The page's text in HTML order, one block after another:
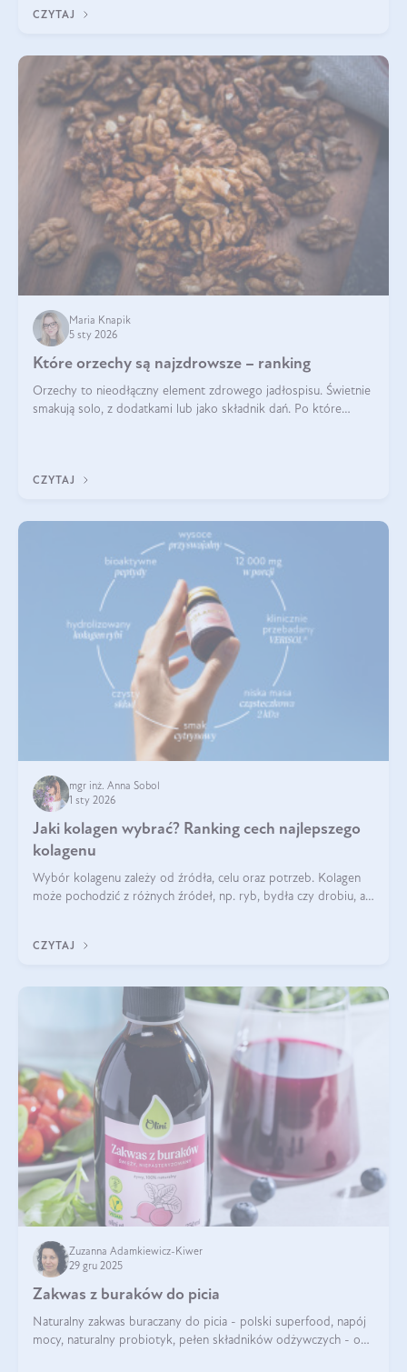
CZYTAJ
Maria Knapik
5 sty 2026
Które orzechy są najzdrowsze – ranking
Orzechy to nieodłączny element zdrowego jadłospisu. Świetnie
smakują solo, z dodatkami lub jako składnik dań. Po które
CZYTAJ
mgr inż. Anna Sobol
1 sty 2026
Jaki kolagen wybrać? Ranking cech najlepszego
kolagenu
Wybór kolagenu zależy od źródła, celu oraz potrzeb. Kolagen
może pochodzić z różnych źródeł, np. ryb, bydła czy drobiu, a
bydlęcy.
CZYTAJ
Zuzanna Adamkiewicz-Kiwer
29 gru 2025
Zakwas z buraków do picia
Naturalny zakwas buraczany do picia - polski superfood, napój
mocy, naturalny probiotyk, pełen składników odżywczych - o